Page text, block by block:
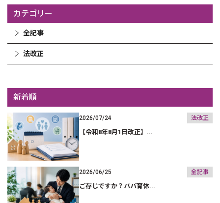
カテゴリー
全記事
法改正
新着順
2026/07/24 法改正
【令和8年8月1日改正】...
2026/06/25 全記事
ご存じですか？パパ育休...